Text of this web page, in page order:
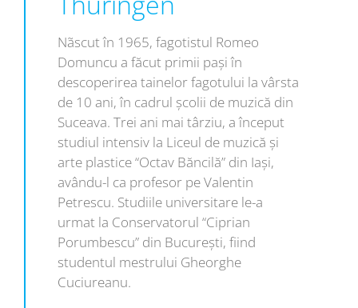
Nãscut în 1965, fagotistul Romeo
Domuncu a făcut primii paşi în
descoperirea tainelor fagotului la vârsta
de 10 ani, în cadrul şcolii de muzică din
Suceava. Trei ani mai târziu, a început
studiul intensiv la Liceul de muzică şi
arte plastice “Octav Băncilă” din Iaşi,
avându-l ca profesor pe Valentin
Petrescu. Studiile universitare le-a
urmat la Conservatorul “Ciprian
Porumbescu” din Bucureşti, fiind
studentul mestrului Gheorghe
Cuciureanu.